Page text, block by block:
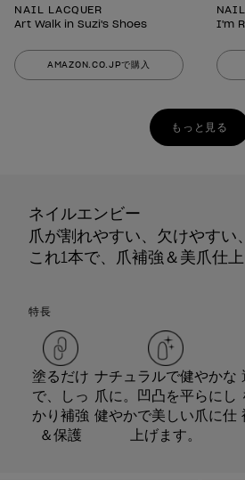
NAIL LACQUER
Art Walk in Suzi's Shoes
AMAZON.CO.JPで購入
I'm
もっと見る
ネイルエンビー
爪が割れやすい、欠けやすい
これ1本で、爪補強＆美爪仕
特長
塗るだけ
で、しっ
かり補強
＆保護
ナチュラルで健やかな
爪に。凹凸を平らにし
健やかで美しい爪に仕
上げます。